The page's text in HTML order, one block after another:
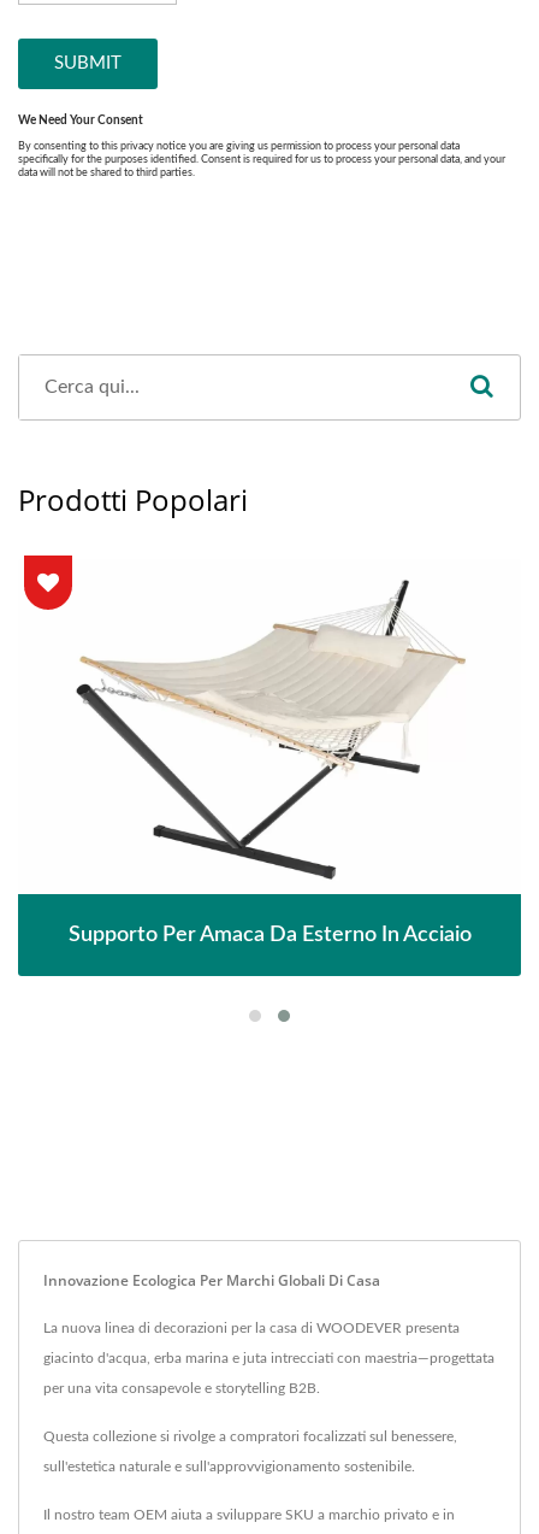
Prodotti Popolari
Supporto Per Amaca Da Esterno In Acciaio
Innovazione Ecologica Per Marchi Globali Di Casa
La nuova linea di decorazioni per la casa di WOODEVER presenta
giacinto d'acqua, erba marina e juta intrecciati con maestria—progettata
per una vita consapevole e storytelling B2B.
Questa collezione si rivolge a compratori focalizzati sul benessere,
sull'estetica naturale e sull'approvvigionamento sostenibile.
Il nostro team OEM aiuta a sviluppare SKU a marchio privato e in